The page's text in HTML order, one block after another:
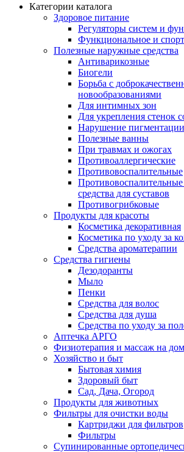
Категории каталога
Здоровое питание
Регуляторы систем и
Функциональное и
Полезные наружные средства
Антиварикозные
Биогели
Борьба с
новообразованиями
Для интимных зон
Для укрепления стенок
Нарушение пигментации
Полезные ванны
При травмах и ожогах
Противоаллергические
Противовоспалительные
средства для суставов
Противогрибковые
Продукты для красоты
Косметика декоративная
Косметика по уходу за
Средства ароматерапии
Средства гигиены
Дезодоранты
Мыло
Пенки
Средства для волос
Средства для душа
Средства по уходу за
Аптечка АРГО
Физиотерапия и массаж на
Хозяйство и быт
Бытовая химия
Здоровый быт
Сад, Дача, Огород
Продукты для животных
Фильтры для очистки воды
Картриджи для фильтров
Фильтры
Супинированные